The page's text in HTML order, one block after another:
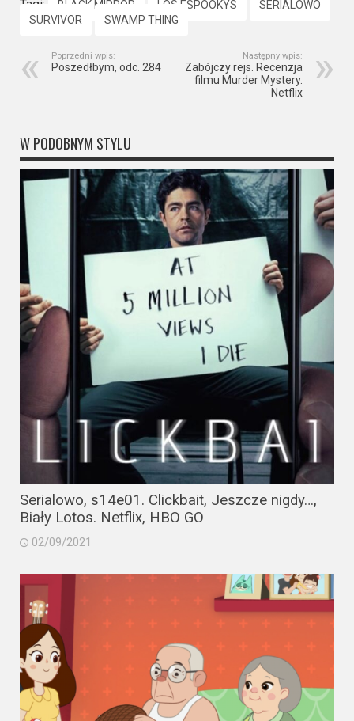
Tagi: BLACK MIRROR LOS ESPOOKYS
SERIALOWO
SURVIVOR
SWAMP THING
Poprzedni wpis:
Poszedłbym, odc. 284
Następny wpis:
Zabójczy rejs. Recenzja
filmu Murder Mystery.
Netflix
W PODOBNYM STYLU
Serialowo, s14e01. Clickbait, Jeszcze nigdy…,
Biały Lotos. Netflix, HBO GO
02/09/2021